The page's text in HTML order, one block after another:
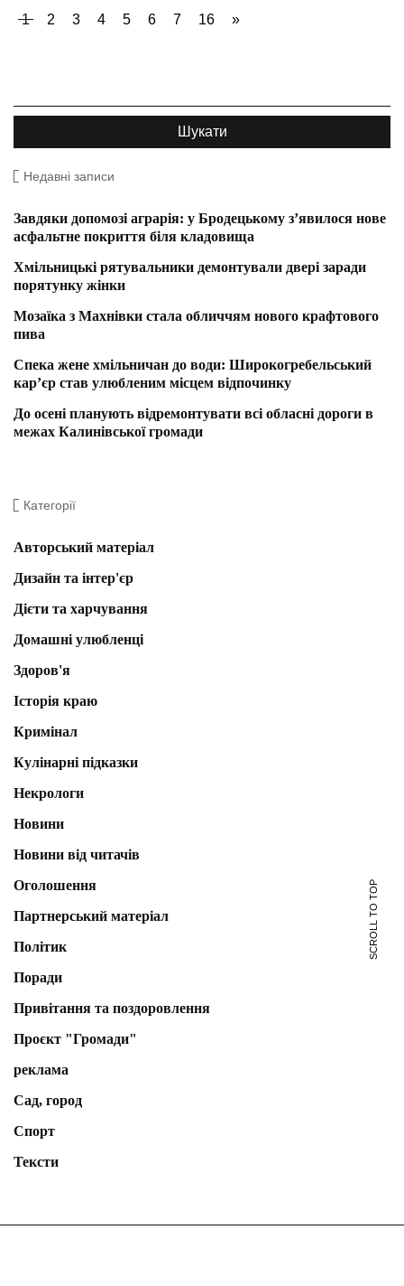
1 2 3 4 5 6 7 16 »
Недавні записи
Завдяки допомозі аграрія: у Бродецькому з’явилося нове
асфальтне покриття біля кладовища
Хмільницькі рятувальники демонтували двері заради
порятунку жінки
Мозаїка з Махнівки стала обличчям нового крафтового
пива
Спека жене хмільничан до води: Широкогребельський
кар’єр став улюбленим місцем відпочинку
До осені планують відремонтувати всі обласні дороги в
межах Калинівської громади
Категорії
Авторський матеріал
Дизайн та інтер'єр
Дієти та харчування
Домашні улюбленці
Здоров'я
Історія краю
Кримінал
Кулінарні підказки
Некрологи
Новини
Новини від читачів
Оголошення
Партнерський матеріал
Політик
Поради
Привітання та поздоровлення
Проєкт "Громади"
реклама
Сад, город
Спорт
Тексти
SCROLL TO TOP